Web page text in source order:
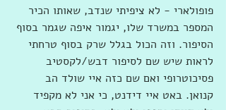
פופולארי - לא ציפיתי שנדב, שאותו הכיר
המספר במשרד שלו, יגמור איפה שגמר בסוף
הסיפור. וזה הכול בגלל שרק בסוף טרחתי
לראות שיש שם לסיפור דבש/לקסטיב
פסיכוטרופי ואם שם כזה איי שולד הב
קנואן. באט איי דידנט, כי אני לא מקפיד